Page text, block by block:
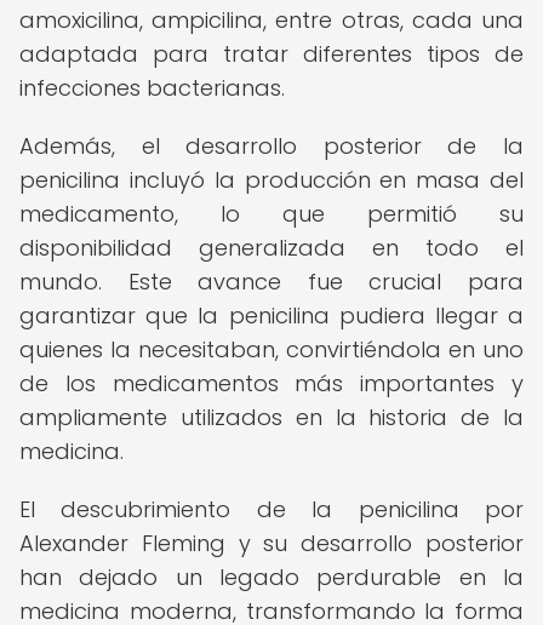
amoxicilina, ampicilina, entre otras, cada una
adaptada para tratar diferentes tipos de
infecciones bacterianas.
Además, el desarrollo posterior de la
penicilina incluyó la producción en masa del
medicamento, lo que permitió su
disponibilidad generalizada en todo el
mundo. Este avance fue crucial para
garantizar que la penicilina pudiera llegar a
quienes la necesitaban, convirtiéndola en uno
de los medicamentos más importantes y
ampliamente utilizados en la historia de la
medicina.
El descubrimiento de la penicilina por
Alexander Fleming y su desarrollo posterior
han dejado un legado perdurable en la
medicina moderna, transformando la forma